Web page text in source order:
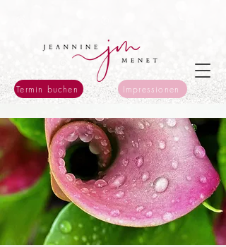
Termin buchen Impressionen